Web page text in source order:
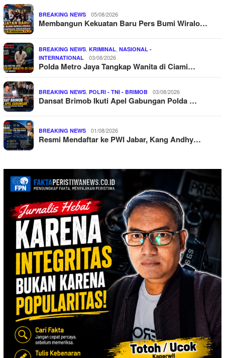
BREAKING NEWS 05/08/2026
Membangun Kekuatan Baru Pers Bumi Wiralo…
BREAKING NEWS KRIMINAL NASIONAL -
INTERNATIONAL
03/08/2026
Polda Metro Jaya Tangkap Wanita di Ciami…
BREAKING NEWS POLRI - TNI - BRIMOB 03/08/2026
Dansat Brimob Ikuti Apel Gabungan Polda …
BREAKING NEWS 01/08/2026
Resmi Mendaftar ke PWI Jabar, Kang Andhy…